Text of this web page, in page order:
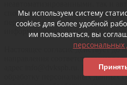
способами. Согласие
персональных данных является
информированным и
Настоящее согласие действует до
направления соответствующего
адрес info@dvkspb.ru. В случае
обработку персональных данных
Мы используем систему
cookies для более удобной
им пользоваться, вы